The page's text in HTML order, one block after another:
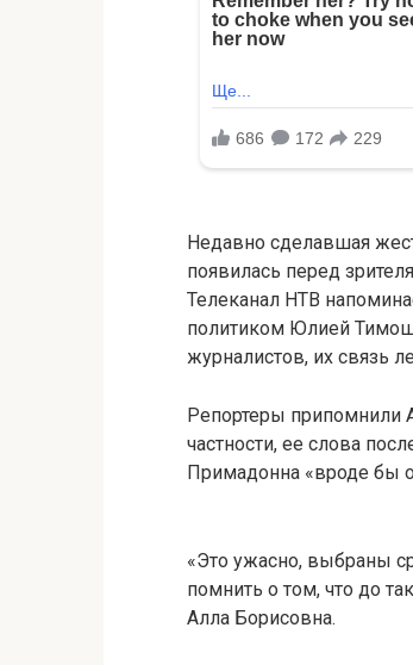
Недавно сделавшая
появилась перед
Телеканал НТВ
политиком Юлией
журналистов, их связь
Репортеры припомнили
частности, ее слова
Примадонна «вроде бы
«Это ужасно, выбраны
помнить о том, что до
Алла Борисовна.